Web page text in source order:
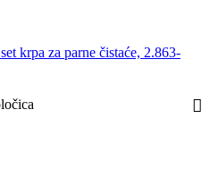
krpa za parne čistaće, 2.863-